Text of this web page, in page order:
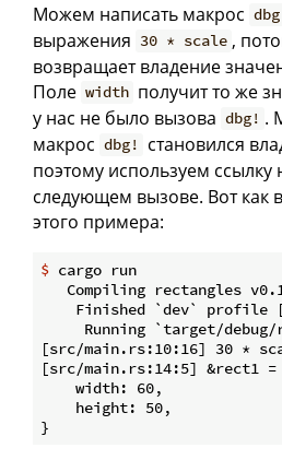
Можем написать макрос
выражения 30 * scale ,
возвращает владение
Поле width получит то же
у нас не было вызова dbg! .
макрос dbg! становился
поэтому используем ссылку
следующем вызове. Вот как
этого примера:
$ cargo run
Compiling rectangles
Finished `dev` profile
Running `target/debug/
[src/main.rs:10:16] 30 *
[src/main.rs:14:5] &rect1 =
    width: 60,
    height: 50,